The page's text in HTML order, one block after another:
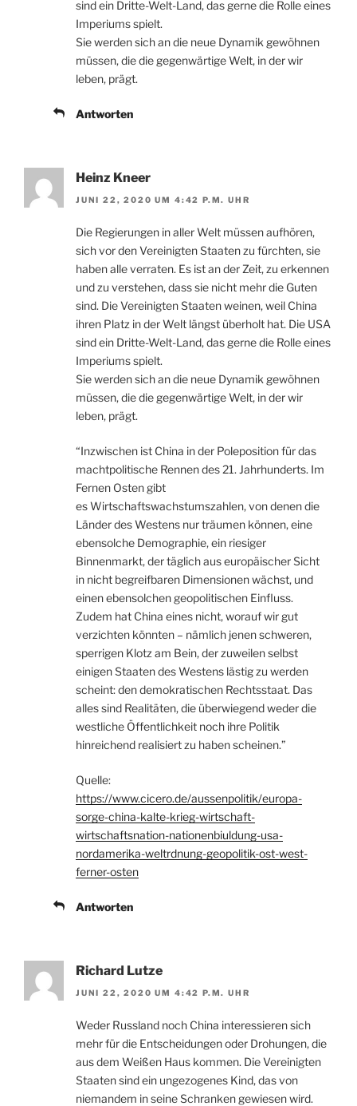
sind ein Dritte-Welt-Land, das gerne die Rolle eines
Imperiums spielt.
Sie werden sich an die neue Dynamik gewöhnen
müssen, die die gegenwärtige Welt, in der wir
leben, prägt.
Antworten
Heinz Kneer
JUNI 22, 2020 UM 4:42 P.M. UHR
Die Regierungen in aller Welt müssen aufhören,
sich vor den Vereinigten Staaten zu fürchten, sie
haben alle verraten. Es ist an der Zeit, zu erkennen
und zu verstehen, dass sie nicht mehr die Guten
sind. Die Vereinigten Staaten weinen, weil China
ihren Platz in der Welt längst überholt hat. Die USA
sind ein Dritte-Welt-Land, das gerne die Rolle eines
Imperiums spielt.
Sie werden sich an die neue Dynamik gewöhnen
müssen, die die gegenwärtige Welt, in der wir
leben, prägt.
“Inzwischen ist China in der Poleposition für das
machtpolitische Rennen des 21. Jahrhunderts. Im
Fernen Osten gibt
es Wirtschaftswachstumszahlen, von denen die
Länder des Westens nur träumen können, eine
ebensolche Demographie, ein riesiger
Binnenmarkt, der täglich aus europäischer Sicht
in nicht begreifbaren Dimensionen wächst, und
einen ebensolchen geopolitischen Einfluss.
Zudem hat China eines nicht, worauf wir gut
verzichten könnten – nämlich jenen schweren,
sperrigen Klotz am Bein, der zuweilen selbst
einigen Staaten des Westens lästig zu werden
scheint: den demokratischen Rechtsstaat. Das
alles sind Realitäten, die überwiegend weder die
westliche Öffentlichkeit noch ihre Politik
hinreichend realisiert zu haben scheinen.”
Quelle:
https://www.cicero.de/aussenpolitik/europa-
sorge-china-kalte-krieg-wirtschaft-
wirtschaftsnation-nationenbiuldung-usa-
nordamerika-weltrdnung-geopolitik-ost-west-
ferner-osten
Antworten
Richard Lutze
JUNI 22, 2020 UM 4:42 P.M. UHR
Weder Russland noch China interessieren sich
mehr für die Entscheidungen oder Drohungen, die
aus dem Weißen Haus kommen. Die Vereinigten
Staaten sind ein ungezogenes Kind, das von
niemandem in seine Schranken gewiesen wird.